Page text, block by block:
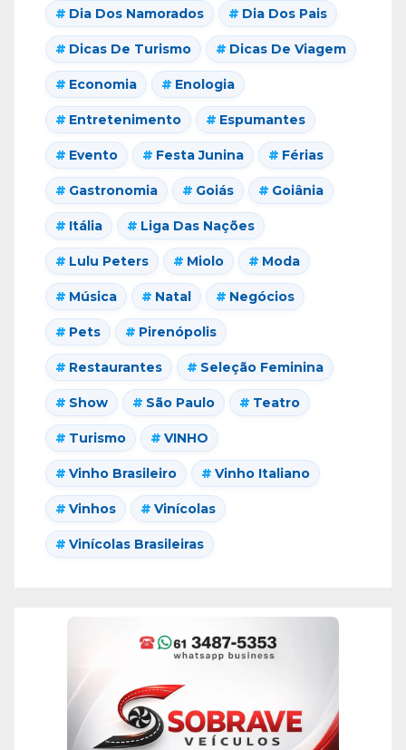
Dia Dos Namorados Dia Dos Pais
Dicas De Turismo Dicas De Viagem
Economia Enologia
Entretenimento Espumantes
Evento Festa Junina Férias
Gastronomia Goiás Goiânia
Itália Liga Das Nações
Lulu Peters Miolo Moda
Música Natal Negócios
Pets Pirenópolis
Restaurantes Seleção Feminina
Show São Paulo Teatro
Turismo VINHO
Vinho Brasileiro Vinho Italiano
Vinhos Vinícolas
Vinícolas Brasileiras